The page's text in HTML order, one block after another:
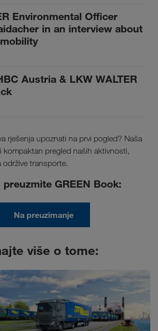
Environmental Officer
in an interview about
Austria & LKW WALTER
rješenja upoznati na prvi pogled? Naša
kompaktan pregled naših aktivnosti,
održive transporte.
preuzmite GREEN Book:
Na preuzimanje
više o tome: